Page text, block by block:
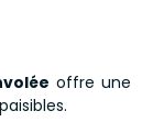
offre une